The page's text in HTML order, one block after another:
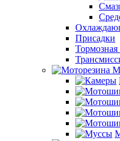
Присадки